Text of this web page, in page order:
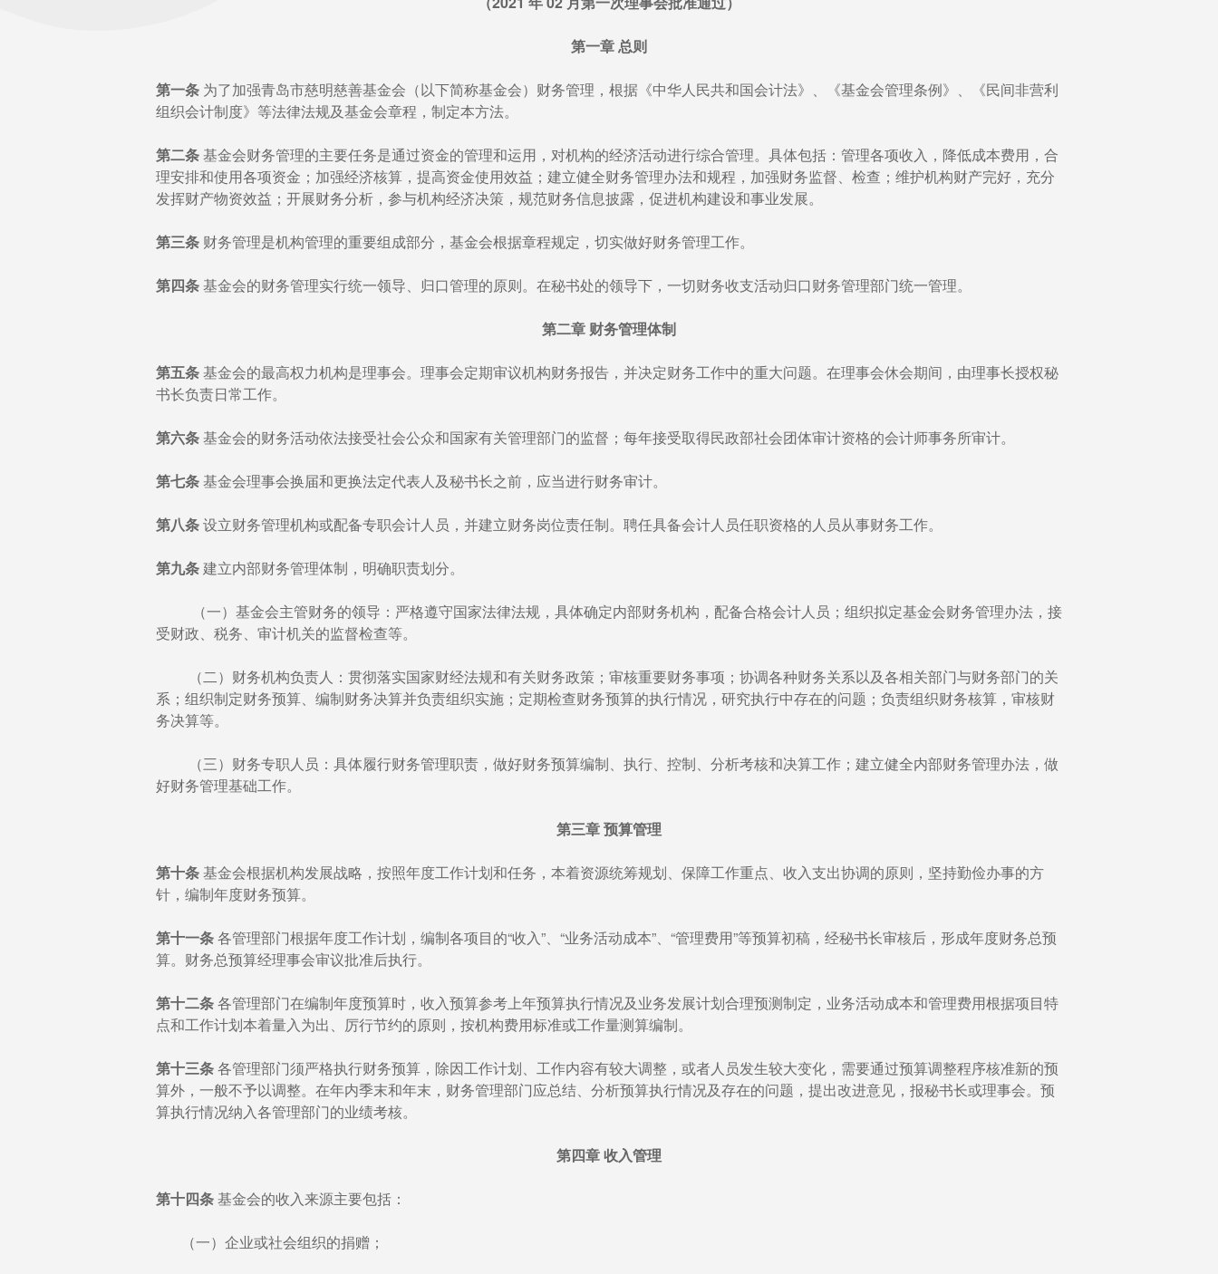
第一章 总则
第一条 为了加强青岛市慈明慈善基金会（以下简称基金会）财务管理，根据《中华人民共和国会计法》、《基金会管理条例》、《民间非营利
组织会计制度》等法律法规及基金会章程，制定本方法。
第二条基金会财务管理的主要任务是通过资金的管理和运用，对机构的经济活动进行综合管理。具体包括：管理各项收入，降低成本费用，合
理安排和使用各项资金；加强经济核算，提高资金使用效益；建立健全财务管理办法和规程，加强财务监督、检查；维护机构财产完好，充分
发挥财产物资效益；开展财务分析，参与机构经济决策，规范财务信息披露，促进机构建设和事业发展。
第三条 财务管理是机构管理的重要组成部分，基金会根据章程规定，切实做好财务管理工作。
第四条基金会的财务管理实行统一领导、归口管理的原则。在秘书处的领导下，一切财务收支活动归口财务管理部门统一管理。
第二章 财务管理体制
第五条基金会的最高权力机构是理事会。理事会定期审议机构财务报告，并决定财务工作中的重大问题。在理事会休会期间，由理事长授权秘
书长负责日常工作。
第六条基金会的财务活动依法接受社会公众和国家有关管理部门的监督；每年接受取得民政部社会团体审计资格的会计师事务所审计。
第七条基金会理事会换届和更换法定代表人及秘书长之前，应当进行财务审计。
第八条设立财务管理机构或配备专职会计人员，并建立财务岗位责任制。聘任具备会计人员任职资格的人员从事财务工作。
第九条建立内部财务管理体制，明确职责划分。
（一）基金会主管财务的领导：严格遵守国家法律法规，具体确定内部财务机构，配备合格会计人员；组织拟定基金会财务管理办法，接
受财政、税务、审计机关的监督检查等。
（二）财务机构负责人：贯彻落实国家财经法规和有关财务政策；审核重要财务事项；协调各种财务关系以及各相关部门与财务部门的关
系；组织制定财务预算、编制财务决算并负责组织实施；定期检查财务预算的执行情况，研究执行中存在的问题；负责组织财务核算，审核财
务决算等。
（三）财务专职人员：具体履行财务管理职责，做好财务预算编制、执行、控制、分析考核和决算工作；建立健全内部财务管理办法，做
好财务管理基础工作。
第三章 预算管理
第十条基金会根据机构发展战略，按照年度工作计划和任务，本着资源统筹规划、保障工作重点、收入支出协调的原则，坚持勤俭办事的方
针，编制年度财务预算。
第十一条各管理部门根据年度工作计划，编制各项目的“收入”、“业务活动成本”、“管理费用”等预算初稿，经秘书长审核后，形成年度财务总预
算。财务总预算经理事会审议批准后执行。
第十二条各管理部门在编制年度预算时，收入预算参考上年预算执行情况及业务发展计划合理预测制定，业务活动成本和管理费用根据项目特
点和工作计划本着量入为出、厉行节约的原则，按机构费用标准或工作量测算编制。
第十三条各管理部门须严格执行财务预算，除因工作计划、工作内容有较大调整，或者人员发生较大变化，需要通过预算调整程序核准新的预
算外，一般不予以调整。在年内季末和年末，财务管理部门应总结、分析预算执行情况及存在的问题，提出改进意见，报秘书长或理事会。预
算执行情况纳入各管理部门的业绩考核。
第四章 收入管理
第十四条基金会的收入来源主要包括：
（一）企业或社会组织的捐赠；